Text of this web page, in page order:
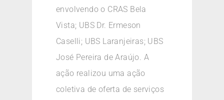
envolvendo o CRAS Bela
Vista; UBS Dr. Ermeson
Caselli; UBS Laranjeiras; UBS
José Pereira de Araújo. A
ação realizou uma ação
coletiva de oferta de serviços